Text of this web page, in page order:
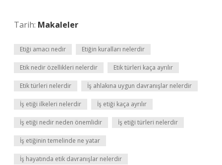
Tarih: Makaleler
Etiği amacı nedir Etiğin kuralları nelerdir
Etik nedir özellikleri nelerdir Etik türleri kaça ayrılır
Etik türleri nelerdir İş ahlakına uygun davranışlar nelerdir
İş etiği ilkeleri nelerdir İş etiği kaça ayrılır
İş etiği nedir neden önemlidir İş etiği türleri nelerdir
İş etiğinin temelinde ne yatar
İş hayatında etik davranışlar nelerdir